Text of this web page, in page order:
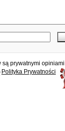
są prywatnymi
Polityka Prywatności